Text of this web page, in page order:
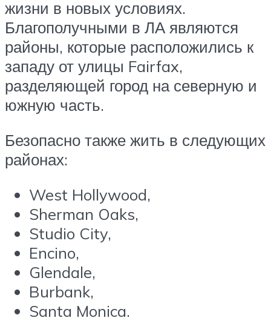
жизни в новых условиях.
Благополучными в ЛА являются
районы, которые расположились к
западу от улицы Fairfax,
разделяющей город на северную и
южную часть.
Безопасно также жить в следующих
районах:
West Hollywood,
Sherman Oaks,
Studio City,
Encino,
Glendale,
Burbank,
Santa Monica.